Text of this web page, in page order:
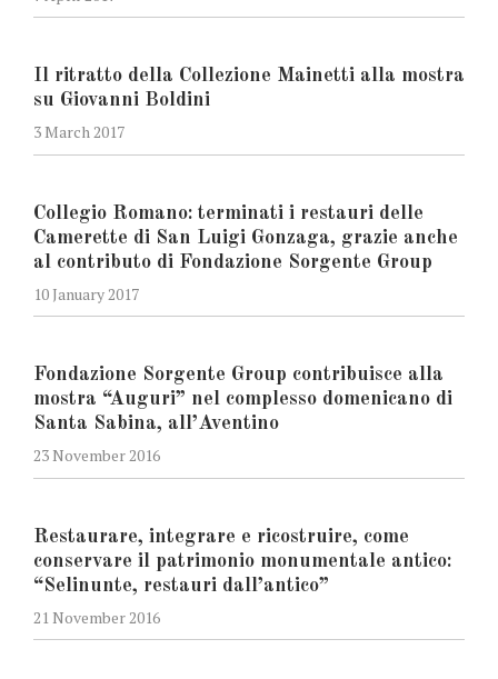
Il ritratto della Collezione Mainetti alla mostra
su Giovanni Boldini
3 March 2017
Collegio Romano: terminati i restauri delle
Camerette di San Luigi Gonzaga, grazie anche
al contributo di Fondazione Sorgente Group
10 January 2017
Fondazione Sorgente Group contribuisce alla
mostra “Auguri” nel complesso domenicano di
Santa Sabina, all’Aventino
23 November 2016
Restaurare, integrare e ricostruire, come
conservare il patrimonio monumentale antico:
“Selinunte, restauri dall’antico”
21 November 2016